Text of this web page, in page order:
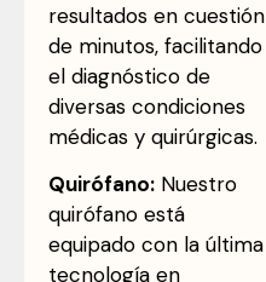
resultados en cuestión
de minutos, facilitando
el diagnóstico de
diversas condiciones
médicas y quirúrgicas.
Quirófano: Nuestro
quirófano está
equipado con la última
tecnología en